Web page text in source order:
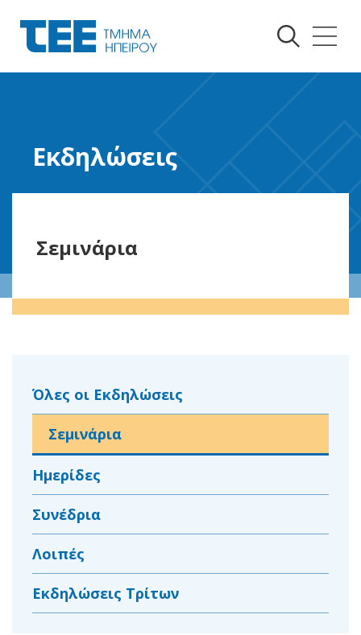
Εκδηλώσεις
Σεμινάρια
Όλες οι Εκδηλώσεις
Σεμινάρια
Ημερίδες
Συνέδρια
Λοιπές
Εκδηλώσεις Τρίτων